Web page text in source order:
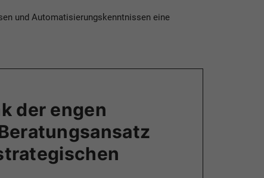
und Automatisierungskenntnissen eine
der engen